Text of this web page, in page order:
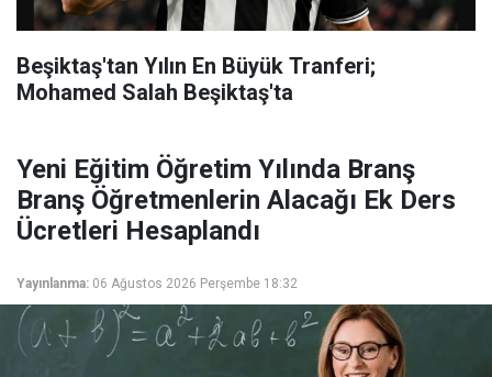
Beşiktaş'tan Yılın En Büyük Tranferi;
Mohamed Salah Beşiktaş'ta
Yeni Eğitim Öğretim Yılında Branş
Branş Öğretmenlerin Alacağı Ek Ders
Ücretleri Hesaplandı
Yayınlanma: 06 Ağustos 2026 Perşembe 18:32